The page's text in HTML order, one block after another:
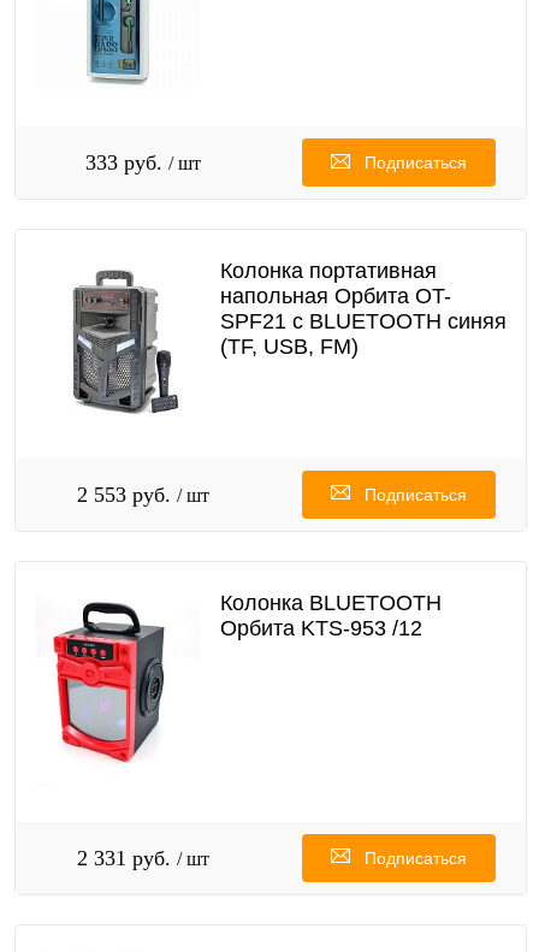
333 руб. / шт Подписаться
Колонка портативная
напольная Орбита OT-
SPF21 с BLUETOOTH синяя
(TF, USB, FM)
2 553 руб. / шт Подписаться
Колонка BLUETOOTH
Орбита KTS-953 /12
2 331 руб. / шт Подписаться